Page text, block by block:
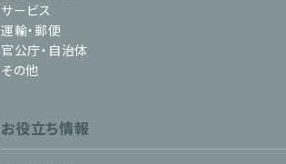
サービス
運輸・郵便
官公庁・自治体
その他
お役立ち情報